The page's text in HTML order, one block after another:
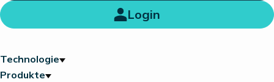
Login
Technologie
Produkte